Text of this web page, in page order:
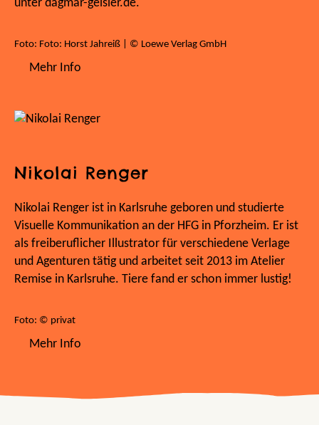
unter dagmar-geisler.de.
Foto: Foto: Horst Jahreiß | © Loewe Verlag GmbH
Mehr Info
Nikolai Renger
Nikolai Renger ist in Karlsruhe geboren und studierte
Visuelle Kommunikation an der HFG in Pforzheim. Er ist
als freiberuflicher Illustrator für verschiedene Verlage
und Agenturen tätig und arbeitet seit 2013 im Atelier
Remise in Karlsruhe. Tiere fand er schon immer lustig!
Foto: © privat
Mehr Info